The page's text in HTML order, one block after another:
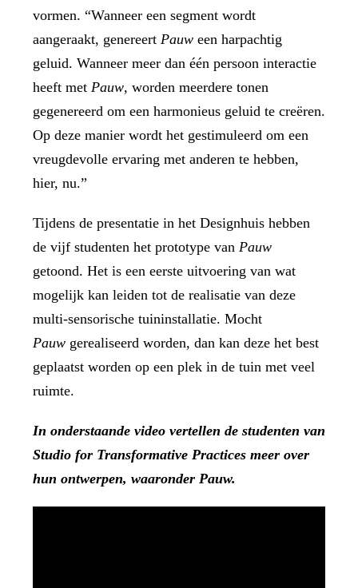
vormen. “Wanneer een segment wordt
aangeraakt, genereert Pauw een harpachtig
geluid. Wanneer meer dan één persoon interactie
heeft met Pauw, worden meerdere tonen
gegenereerd om een ​​harmonieus geluid te creëren.
Op deze manier wordt het gestimuleerd om een ​​
vreugdevolle ervaring met anderen te hebben,
hier, nu.”
Tijdens de presentatie in het Designhuis hebben
de vijf studenten het prototype van Pauw
getoond. Het is een eerste uitvoering van wat
mogelijk kan leiden tot de realisatie van deze
multi-sensorische tuininstallatie. Mocht
Pauw gerealiseerd worden, dan kan deze het best
geplaatst worden op een plek in de tuin met veel
ruimte.
In onderstaande video vertellen de studenten van
Studio for Transformative Practices meer over
hun ontwerpen, waaronder Pauw.